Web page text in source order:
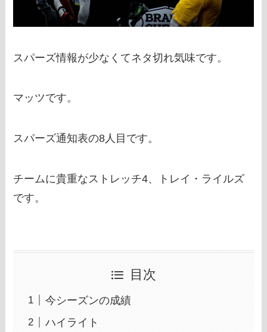
スパーズ情報が少なくてネタ切れ気味です。
マッツです。
スパーズ通知表の8人目です。
チームに貴重なストレッチ4、トレイ・ライルズ
です。
目次
今シーズンの成績
ハイライト